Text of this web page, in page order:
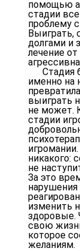
помощью
стадии
проблему
Выиграть,
долгами и
лечение
Стадия
именно на
выиграть
не может.
стадии
никакого:
не
За это
изменить
здоровые.
свою
которое
желаниям.